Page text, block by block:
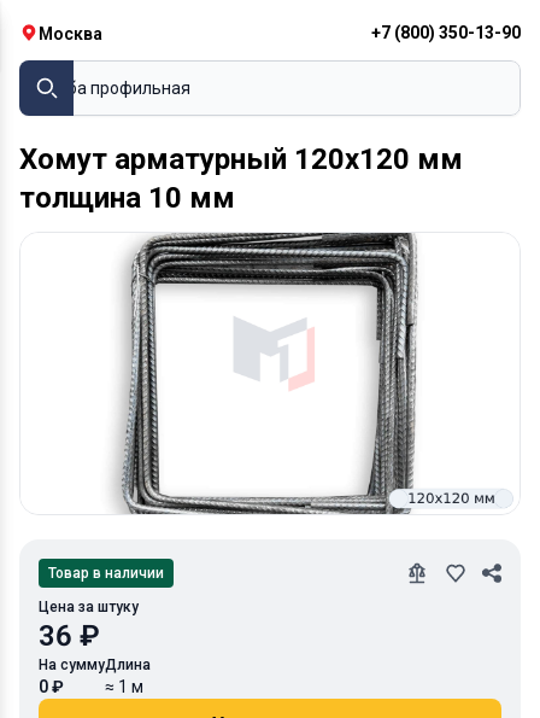
Москва +7 (800) 350-13-90
Труба профильная
Хомут арматурный 120х120 мм
толщина 10 мм
Товар в наличии
Цена за штуку
36 ₽
На сумму
0 ₽
Длина
≈ 1 м